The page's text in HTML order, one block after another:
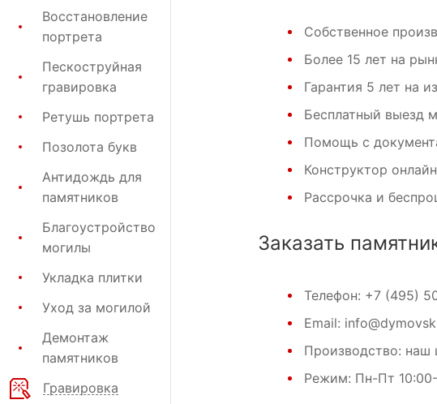
Восстановление
портрета
Пескоструйная
гравировка
Ретушь портрета
Позолота букв
Антидождь для
памятников
Благоустройство
могилы
Укладка плитки
Уход за могилой
Демонтаж
памятников
Гравировка
Собственное
Более 15 лет на
Гарантия 5 лет на
Бесплатный выезд
Помощь с
Конструктор
Рассрочка и
Заказать
Телефон: +7 (495)
Email:
Производство: наш
Режим: Пн-Пт 10:00-